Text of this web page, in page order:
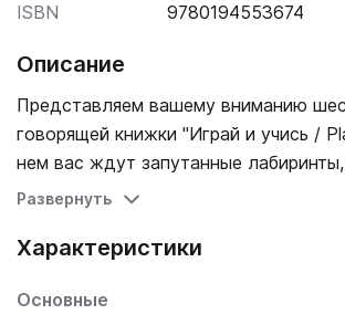
ISBN 9780194553674
Описание
Представляем вашему вниманию
говорящей книжки "Играй и учись /
нем вас ждут запутанные
предметы и другие интересные
Учи английский с удовольствием!
Развернуть
Характеристики
Основные